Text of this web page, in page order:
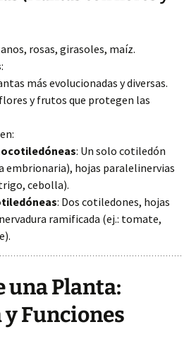
rosas, girasoles, maíz.
:
más evolucionadas y diversas.
y frutos que protegen las
: Un solo cotiledón
embrionaria), hojas paralelinervias
cebolla).
: Dos cotiledones, hojas
ramificada (ej.: tomate,
una Planta:
Funciones